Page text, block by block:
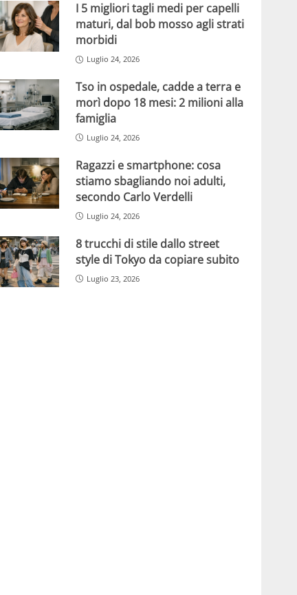
I 5 migliori tagli medi per capelli
maturi, dal bob mosso agli strati
morbidi
Luglio 24, 2026
Tso in ospedale, cadde a terra e
morì dopo 18 mesi: 2 milioni alla
famiglia
Luglio 24, 2026
Ragazzi e smartphone: cosa
stiamo sbagliando noi adulti,
secondo Carlo Verdelli
Luglio 24, 2026
8 trucchi di stile dallo street
style di Tokyo da copiare subito
Luglio 23, 2026